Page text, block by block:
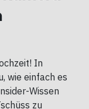
In
wie einfach es
Wissen
zu